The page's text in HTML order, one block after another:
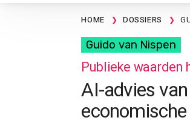
HOME DOSSIERS
Guido van Nispen
Publieke waarden
AI-advies